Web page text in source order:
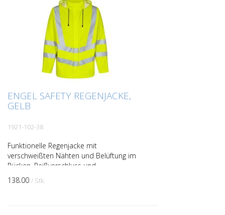
ENGEL SAFETY REGENJACKE,
GELB
1921-102-38
Funktionelle Regenjacke mit
verschweißten Nähten und Belüftung im
Rücken. Reißverschluss und
Klettverschluss vorne. Zwei geräumige
und funktionelle Seitentaschen sowie gr...
138.00 / Stk.